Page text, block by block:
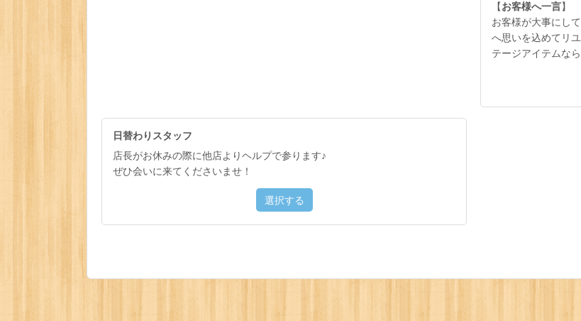
【お客様へ一言】
お客様が大事にし
へ思いを込めてリ
テージアイテムな
日替わりスタッフ
店長がお休みの際に他店よりヘルプで参ります♪
ぜひ会いに来てくださいませ！
選択する